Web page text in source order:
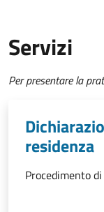
Servizi
Per presentare la
residenza
Procedimento